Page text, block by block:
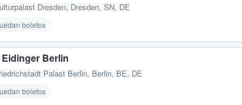
Dresden, Dresden, SN, DE
boletos
Berlin
Palast Berlin, Berlin, BE, DE
boletos